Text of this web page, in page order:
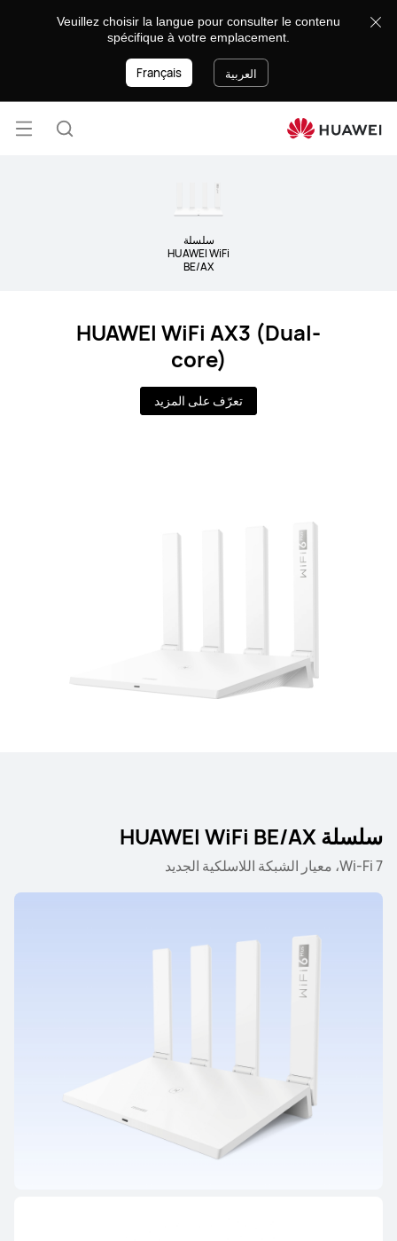
Veuillez choisir la langue pour consulter le contenu
spécifique à votre emplacement.
العربية Français
فتح
سلسلة
HUAWEI WiFi
BE/AX
HUAWEI WiFi AX3 (Dual-
core)
تعرّف على المزيد
سلسلة HUAWEI WiFi BE/AX
Wi-Fi 7، معيار الشبكة اللاسلكية الجديد